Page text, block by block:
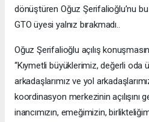
dönüştüren Oğuz Şerifalioğlu’nu
GTO üyesi yalnız bırakmadı..
Oğuz Şerifalioğlu açılış
“Kıymetli büyüklerimiz, değerli oda
arkadaşlarımız ve yol
koordinasyon merkezinin açılışını
inancımızın, emeğimizin,